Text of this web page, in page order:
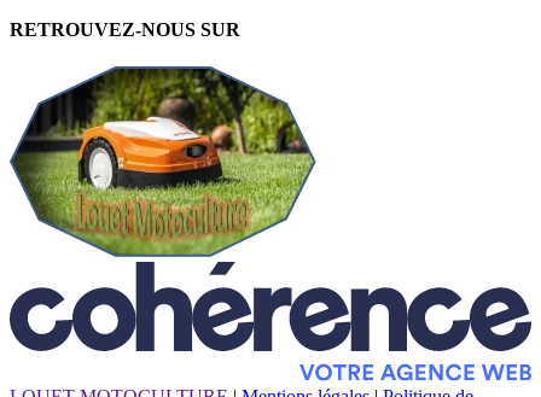
RETROUVEZ-NOUS SUR